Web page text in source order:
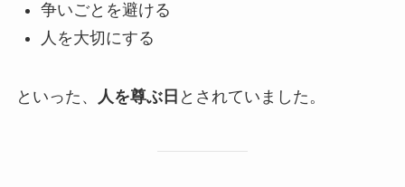
争いごとを避ける
人を大切にする
といった、 人を尊ぶ日 とされていました。